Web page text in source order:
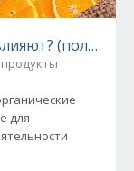
для